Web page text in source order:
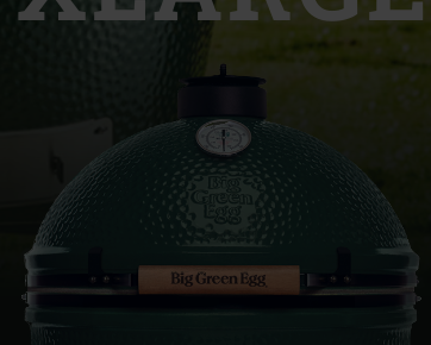
Slovenia |
Sweden |
Switzerland
Switzerland |
Turkey | Türkiye